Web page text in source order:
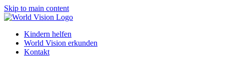
Skip to main content
Kindern helfen
World Vision erkunden
Kontakt